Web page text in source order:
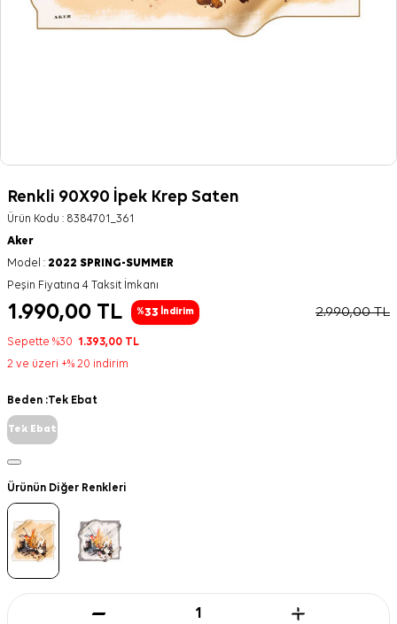
Renkli 90X90 İpek Krep Saten
Ürün Kodu : 8384701_361
Aker
Model : 2022 SPRING-SUMMER
Peşin Fiyatına 4 Taksit İmkanı
1.990,00 TL %33 İndirim 2.990,00TL
Sepette %30 1.393,00 TL
2 ve üzeri +% 20 indirim
Beden :Tek Ebat
Tek Ebat
Ürünün Diğer Renkleri